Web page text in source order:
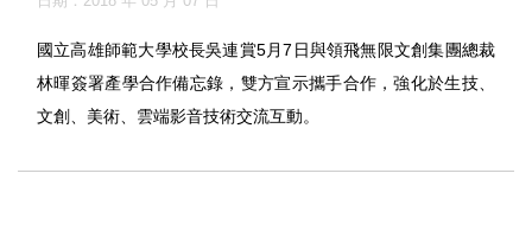
國立高雄師範大學校長吳連賞5月7日與領飛無限文創集團總裁
林暉簽署產學合作備忘錄，雙方宣示攜手合作，強化於生技、
文創、美術、雲端影音技術交流互動。